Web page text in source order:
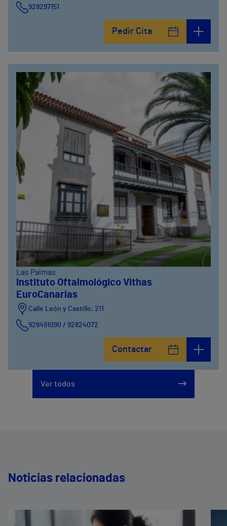
928297151
Pedir Cita
Las Palmas
Instituto Oftalmológico Vithas
EuroCanarias
Calle León y Castillo, 211
928491090 / 92824072
Contactar
Ver todos
Noticias relacionadas